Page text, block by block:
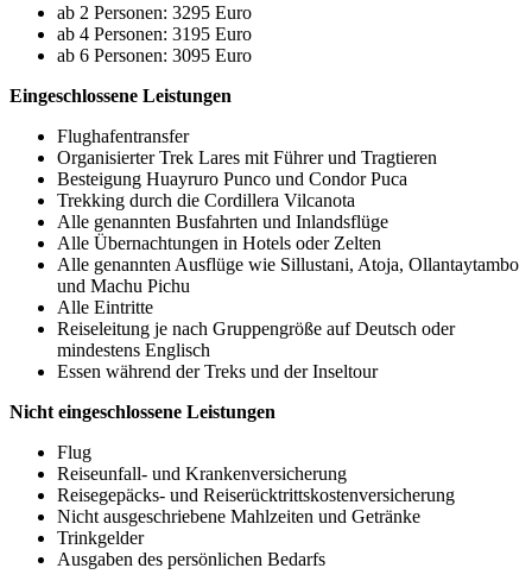
ab 2 Personen: 3295 Euro
ab 4 Personen: 3195 Euro
ab 6 Personen: 3095 Euro
Eingeschlossene Leistungen
Flughafentransfer
Organisierter Trek Lares mit Führer und Tragtieren
Besteigung Huayruro Punco und Condor Puca
Trekking durch die Cordillera Vilcanota
Alle genannten Busfahrten und Inlandsflüge
Alle Übernachtungen in Hotels oder Zelten
Alle genannten Ausflüge wie Sillustani, Atoja, Ollantaytambo
und Machu Pichu
Alle Eintritte
Reiseleitung je nach Gruppengröße auf Deutsch oder
mindestens Englisch
Essen während der Treks und der Inseltour
Nicht eingeschlossene Leistungen
Flug
Reiseunfall- und Krankenversicherung
Reisegepäcks- und Reiserücktrittskostenversicherung
Nicht ausgeschriebene Mahlzeiten und Getränke
Trinkgelder
Ausgaben des persönlichen Bedarfs